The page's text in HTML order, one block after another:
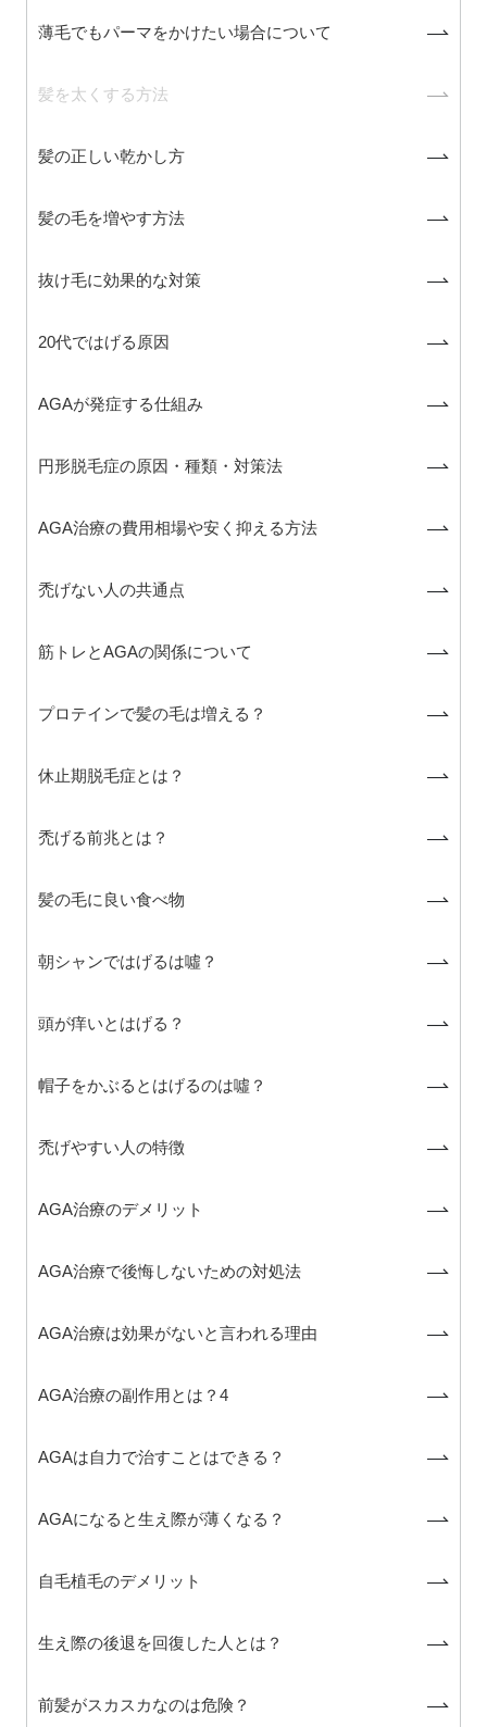
薄毛でもパーマをかけたい場合について
髪を太くする方法
髪の正しい乾かし方
髪の毛を増やす方法
抜け毛に効果的な対策
20代ではげる原因
AGAが発症する仕組み
円形脱毛症の原因・種類・対策法
AGA治療の費用相場や安く抑える方法
禿げない人の共通点
筋トレとAGAの関係について
プロテインで髪の毛は増える？
休止期脱毛症とは？
禿げる前兆とは？
髪の毛に良い食べ物
朝シャンではげるは噓？
頭が痒いとはげる？
帽子をかぶるとはげるのは噓？
禿げやすい人の特徴
AGA治療のデメリット
AGA治療で後悔しないための対処法
AGA治療は効果がないと言われる理由
AGA治療の副作用とは？4
AGAは自力で治すことはできる？
AGAになると生え際が薄くなる？
自毛植毛のデメリット
生え際の後退を回復した人とは？
前髪がスカスカなのは危険？